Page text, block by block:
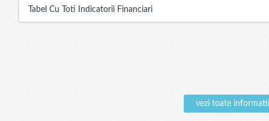
Tabel Cu Toti Indicatorii Financiari
vezi toate informatii